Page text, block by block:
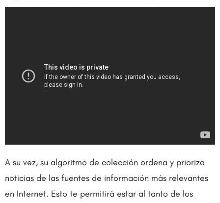
A su vez, su algoritmo de colección ordena y prioriza
noticias de las fuentes de información más relevantes
en Internet. Esto te permitirá estar al tanto de los